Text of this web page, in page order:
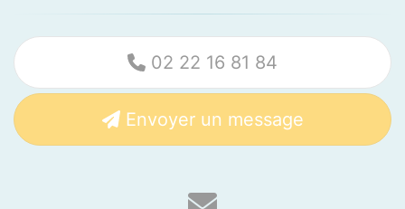
02 22 16 81 84
Envoyer un message